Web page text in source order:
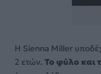
Η Sienna Miller
2 ετών. Το φύλο και